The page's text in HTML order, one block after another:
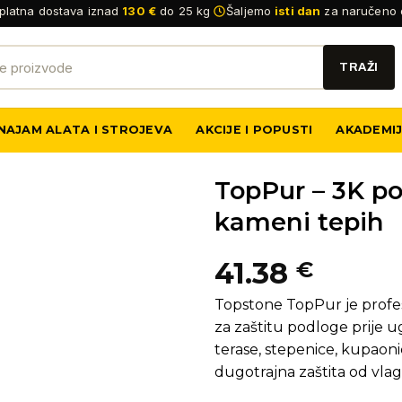
dostava iznad 130 € do 25 kg Šaljemo isti dan za naručeno
ALATA I STROJEVA AKCIJE I POPUSTI
TopPur – 3K
kameni tepih
41.38 €
Topstone TopPur je
za zaštitu podloge prije
terase, stepenice,
dugotrajna zaštita od